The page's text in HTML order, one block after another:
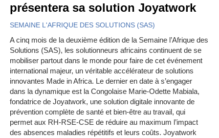
présentera sa solution Joyatwork
SEMAINE L'AFRIQUE DES SOLUTIONS (SAS)
A cinq mois de la deuxième édition de la Semaine l’Afrique des
Solutions (SAS), les solutionneurs africains continuent de se
mobiliser partout dans le monde pour faire de cet événement
international majeur, un véritable accélérateur de solutions
innovantes Made in Africa. Le dernier en date à s’engager
dans la dynamique est la Congolaise Marie-Odette Mabiala,
fondatrice de Joyatwork, une solution digitale innovante de
prévention complète de santé et bien-être au travail, qui
permet aux RH-RSE-CSE de réduire au maximum l’impact
des absences maladies répétitifs et leurs coûts. Joyatwork